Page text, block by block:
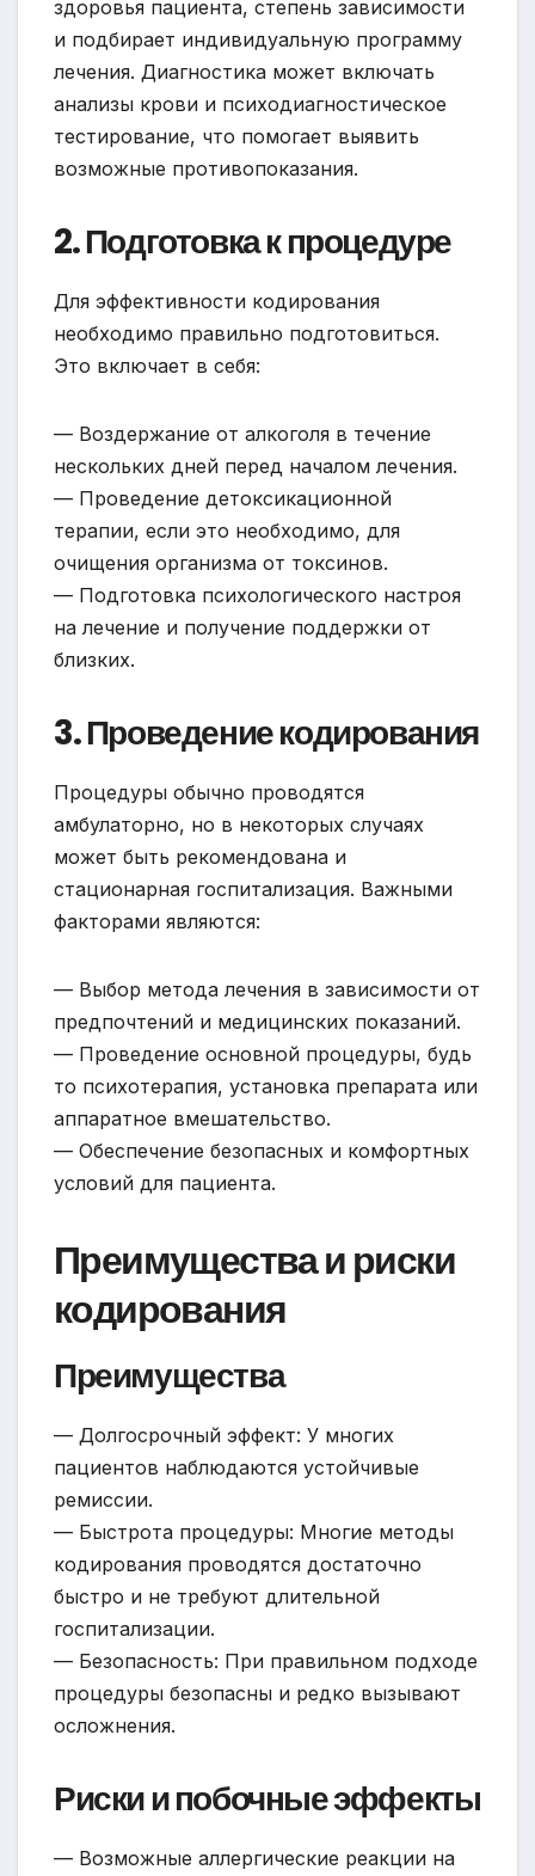
здоровья пациента, степень зависимости
и подбирает индивидуальную программу
лечения. Диагностика может включать
анализы крови и психодиагностическое
тестирование, что помогает выявить
возможные противопоказания.
2. Подготовка к процедуре
Для эффективности кодирования
необходимо правильно подготовиться.
Это включает в себя:
— Воздержание от алкоголя в течение
нескольких дней перед началом лечения.
— Проведение детоксикационной
терапии, если это необходимо, для
очищения организма от токсинов.
— Подготовка психологического настроя
на лечение и получение поддержки от
близких.
3. Проведение кодирования
Процедуры обычно проводятся
амбулаторно, но в некоторых случаях
может быть рекомендована и
стационарная госпитализация. Важными
факторами являются:
— Выбор метода лечения в зависимости от
предпочтений и медицинских показаний.
— Проведение основной процедуры, будь
то психотерапия, установка препарата или
аппаратное вмешательство.
— Обеспечение безопасных и комфортных
условий для пациента.
Преимущества и риски
кодирования
Преимущества
— Долгосрочный эффект: У многих
пациентов наблюдаются устойчивые
ремиссии.
— Быстрота процедуры: Многие методы
кодирования проводятся достаточно
быстро и не требуют длительной
госпитализации.
— Безопасность: При правильном подходе
процедуры безопасны и редко вызывают
осложнения.
Риски и побочные эффекты
— Возможные аллергические реакции на